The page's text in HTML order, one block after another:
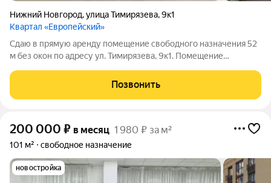
Нижний Новгород,улица Тимирязева,9к1
Квартал «Европейский»
Сдаю в прямую аренду помещение свободного назначения 52
м без окон по адресу ул. Тимирязева, 9к1. Помещение
чистовая отделка, вода заведена (можно организовать
рабочую зону с
Позвонить
200 000 ₽ в месяц 1 980 ₽ за м²
101 м² свободное назначение
новостройка